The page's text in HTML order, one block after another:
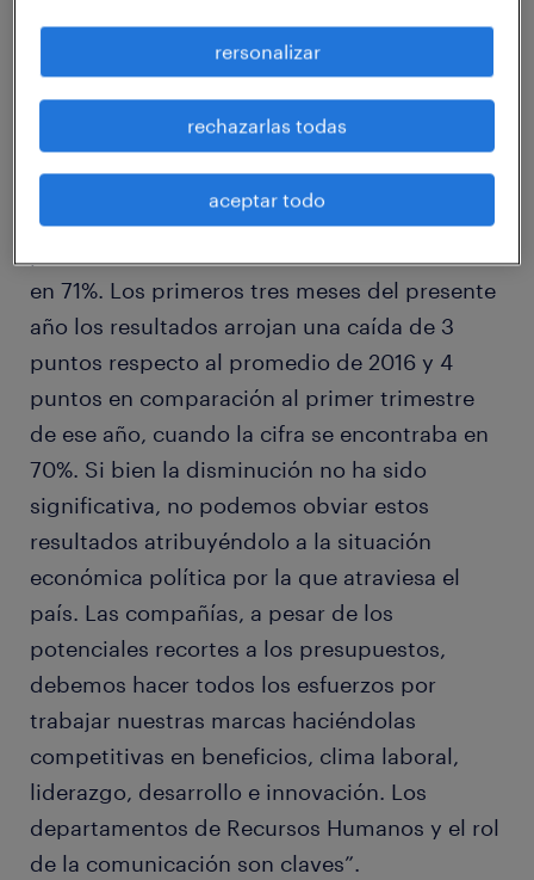
ocupar la posición número 28 del total de 33
países estudiados.
Al respecto, Rita González, CEO de Randstad
Chile, sostiene que “la satisfacción ha venido
disminuyendo progresivamente desde el
en 71%. Los primeros tres meses del presente
año los resultados arrojan una caída de 3
puntos respecto al promedio de 2016 y 4
puntos en comparación al primer trimestre
de ese año, cuando la cifra se encontraba en
70%. Si bien la disminución no ha sido
significativa, no podemos obviar estos
resultados atribuyéndolo a la situación
económica política por la que atraviesa el
país. Las compañías, a pesar de los
potenciales recortes a los presupuestos,
debemos hacer todos los esfuerzos por
trabajar nuestras marcas haciéndolas
competitivas en beneficios, clima laboral,
liderazgo, desarrollo e innovación. Los
departamentos de Recursos Humanos y el rol
de la comunicación son claves”.
rersonalizar
rechazarlas todas
aceptar todo